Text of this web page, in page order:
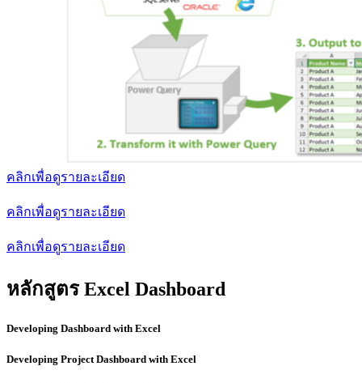
คลิกเพื่อดูรายละเอียด
คลิกเพื่อดูรายละเอียด
คลิกเพื่อดูรายละเอียด
หลักสูตร Excel Dashboard
Developing Dashboard with Excel
Developing Project Dashboard with Excel